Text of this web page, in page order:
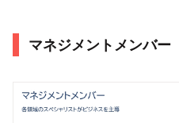
マネジメントメンバー